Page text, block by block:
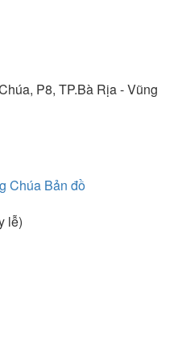
P8, TP.Bà Rịa - Vũng
Chúa Bản đồ
lễ)